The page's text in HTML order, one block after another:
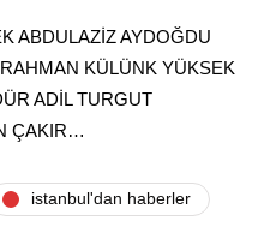
ABDULAZİZ AYDOĞDU
KÜLÜNK YÜKSEK
ADİL TURGUT
ÇAKIR…
i̇stanbul'dan haberler